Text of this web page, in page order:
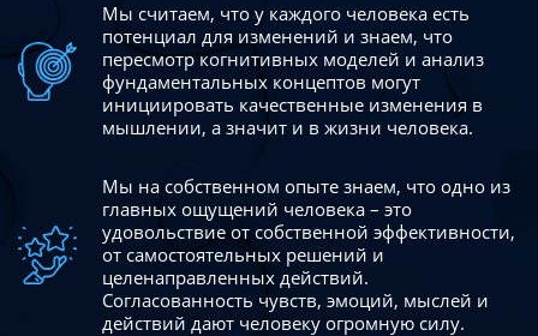
Мы считаем, что у каждого человека есть
потенциал для изменений и знаем, что
пересмотр когнитивных моделей и анализ
фундаментальных концептов могут
инициировать качественные изменения в
мышлении, а значит и в жизни человека.
Мы на собственном опыте знаем, что одно из
главных ощущений человека – это
удовольствие от собственной эффективности,
от самостоятельных решений и
целенаправленных действий.
Согласованность чувств, эмоций, мыслей и
действий дают человеку огромную силу.